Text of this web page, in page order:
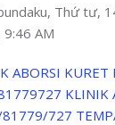
Thứ tư,
AM
ABORSI KURET
KLINIK
727